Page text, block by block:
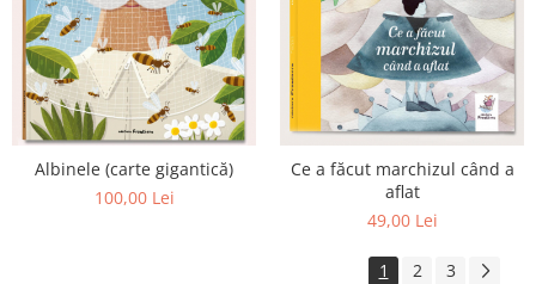
Albinele (carte gigantică)
100,00 Lei
Ce a făcut marchizul când a
aflat
49,00 Lei
1 2 3